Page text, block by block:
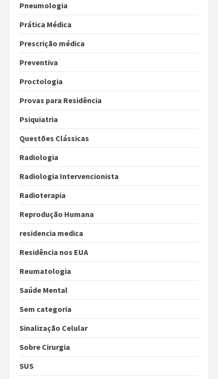
Pneumologia
Prática Médica
Prescrição médica
Preventiva
Proctologia
Provas para Residência
Psiquiatria
Questões Clássicas
Radiologia
Radiologia Intervencionista
Radioterapia
Reprodução Humana
residencia medica
Residência nos EUA
Reumatologia
Saúde Mental
Sem categoria
Sinalização Celular
Sobre Cirurgia
SUS